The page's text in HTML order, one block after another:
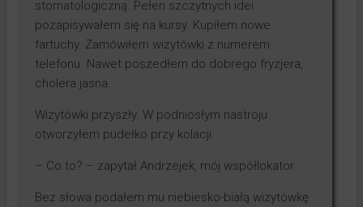
stomatologiczną. Pełen szczytnych idei
pozapisywałem się na kursy. Kupiłem nowe
fartuchy. Zamówiłem wizytówki z numerem
telefonu. Nawet poszedłem do dobrego fryzjera,
cholera jasna.
Wizytówki przyszły. W podniosłym nastroju
otworzyłem pudełko przy kolacji.
– Co to? – zapytał Andrzejek, mój współlokator.
Bez słowa podałem mu niebiesko-białą wizytówkę